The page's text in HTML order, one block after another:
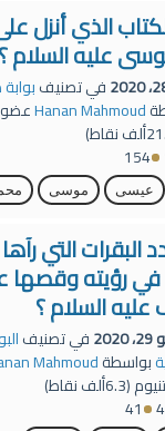
الذي أنزل
عليه السلام
في تصنيف
Hanan Mahmoudعضو
نقاط)
154
عيسى موسى
التي رآها
في رؤيته وقصها
السلام ؟
في تصنيف
بواسطةMahmoud.
(6.3ألف
نقاط)
41